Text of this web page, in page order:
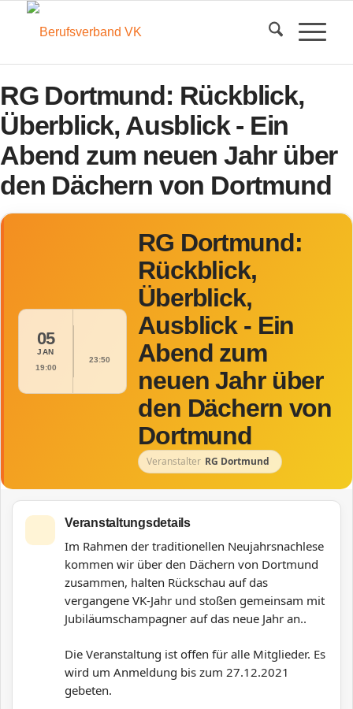
RG Dortmund: Rückblick,
Überblick, Ausblick - Ein
Abend zum neuen Jahr über
den Dächern von Dortmund
05
JAN
19:00
23:50
RG Dortmund:
Rückblick,
Überblick,
Ausblick - Ein
Abend zum
neuen Jahr über
den Dächern von
Dortmund
Veranstalter RG Dortmund
Veranstaltungsdetails
Im Rahmen der traditionellen Neujahrsnachlese
kommen wir über den Dächern von Dortmund
zusammen, halten Rückschau auf das
vergangene VK-Jahr und stoßen gemeinsam mit
Jubiläumschampagner auf das neue Jahr an..
Die Veranstaltung ist offen für alle Mitglieder. Es
wird um Anmeldung bis zum 27.12.2021
gebeten.